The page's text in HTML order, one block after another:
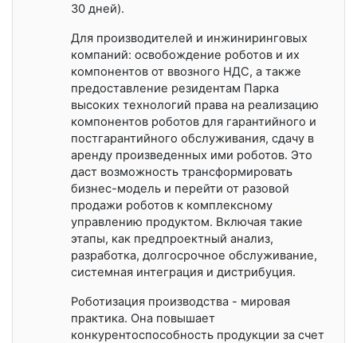
30 дней).
Для производителей и инжиниринговых
компаний: освобождение роботов и их
компонентов от ввозного НДС, а также
предоставление резидентам Парка
высоких технологий права на реализацию
компонентов роботов для гарантийного и
постгарантийного обслуживания, сдачу в
аренду произведенных ими роботов. Это
даст возможность трансформировать
бизнес-модель и перейти от разовой
продажи роботов к комплексному
управлению продуктом. Включая такие
этапы, как предпроектный анализ,
разработка, долгосрочное обслуживание,
системная интеграция и дистрибуция.
Роботизация производства - мировая
практика. Она повышает
конкурентоспособность продукции за счет